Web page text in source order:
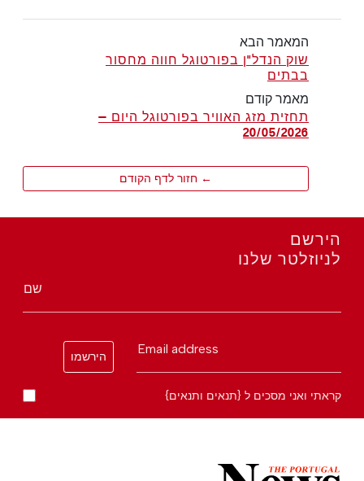
המאמר הבא
שוק הנדל"ן בפורטוגל חווה מחסור
בבתים
מאמר קודם
תחזית מזג האוויר בפורטוגל היום —
20/05/2026
← חזור לדף הקודם
הירשם
לניוזלטר שלנו
שם
Email address
הירשמו
קראתי ואני מסכים ל {תנאים ותנאים}